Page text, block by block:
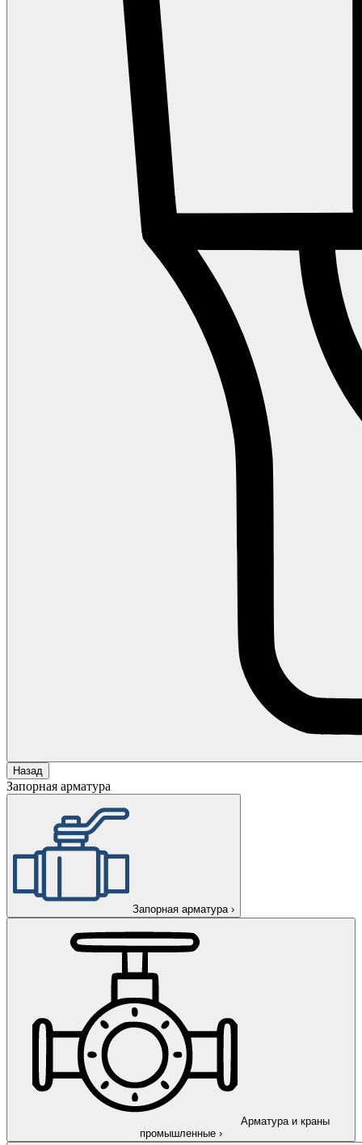
Назад
Запорная арматура
Запорная арматура ›
Арматура и краны
промышленные ›